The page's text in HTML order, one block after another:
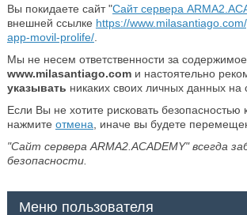
Вы покидаете сайт "Сайт сервера
внешней ссылке https://
app-movil-prolife/.
Мы не несем ответственности за
www.milasantiago.comи настоятельно
указывать никаких своих личных данных на
Если Вы не хотите рисковать безопасностью
нажмите отмена , иначе вы будете
"Сайт сервера ARMA2.ACADEMY" всегда
безопасности.
Меню пользователя